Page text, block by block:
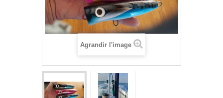
Agrandir l'image